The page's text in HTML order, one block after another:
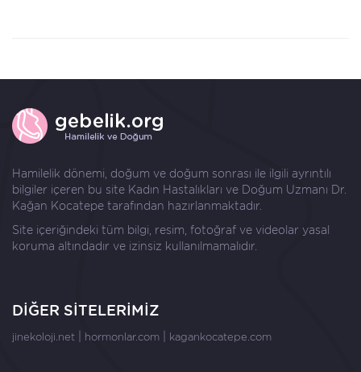
Hamilelik dönemi, doğum ve doğum sonrası ile ilgili ayrıntılı
bilgiler içeren bu site Kadın Hastalıkları ve Doğum Uzmanı Dr.
Kağan Kocatepe tarafından hazırlanmaktadır.
Site içeriğindeki tüm bilgi, resim, fotoğraf ve videolar yasal
koruma altındadır ve izinsiz kullanılmamalıdır.
DİĞER SİTELERİMİZ
jinekoloji.net hormonlar.com kagankocatepe.com